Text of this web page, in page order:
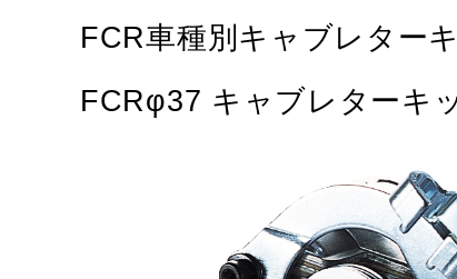
FCR車種別キャブレター
FCRφ37 キャブレターキ